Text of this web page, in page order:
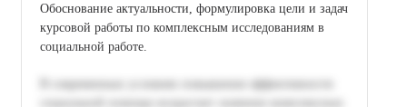
Обоснование актуальности, формулировка цели и задач
курсовой работы по комплексным исследованиям в
социальной работе.